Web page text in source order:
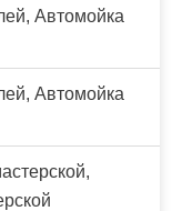
Автомойка
Автомойка